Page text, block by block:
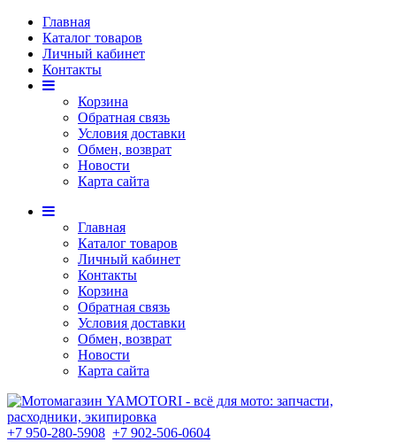
Главная
Каталог товаров
Личный кабинет
Контакты
Корзина
Обратная связь
Условия доставки
Обмен, возврат
Новости
Карта сайта
Главная
Каталог товаров
Личный кабинет
Контакты
Корзина
Обратная связь
Условия доставки
Обмен, возврат
Новости
Карта сайта
+7 950-280-5908 +7 902-506-0604